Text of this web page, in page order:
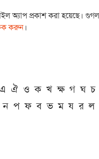
অ্যাপ প্রকাশ করা হয়েছে। গুগল
করুন।
এ ঐ ও ক খ ক্ষ গ ঘ চ
ন প ফ ব ভ ম য র ল